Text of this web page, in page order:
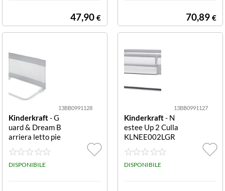
47,90 € 70,89 €
13BB0991128
Kinderkraft- G
uard & Dream B
arriera letto pie
ghevole KAGUD
R00LGR0000 Li
ght grey pieghe
DISPONIBILE
13BB0991127
Kinderkraft- N
estee Up 2 Culla
KLNEE002LGR
0000 Light grey
Culla Kinderkraf
t KLNEE002LG
DISPONIBILE